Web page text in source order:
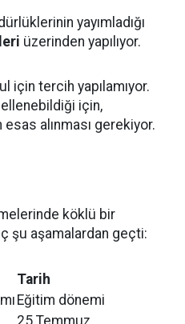
yayımladığı
üzerinden yapılıyor.
için tercih yapılamıyor.
için,
alınması gerekiyor.
köklü bir
şu aşamalardan geçti:
Tarih
Eğitim dönemi
25 Temmuz